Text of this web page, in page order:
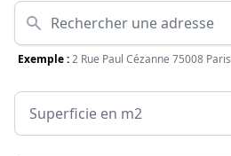
Adresse
Exemple :2 Rue Paul Cézanne 75008 Paris
Surface